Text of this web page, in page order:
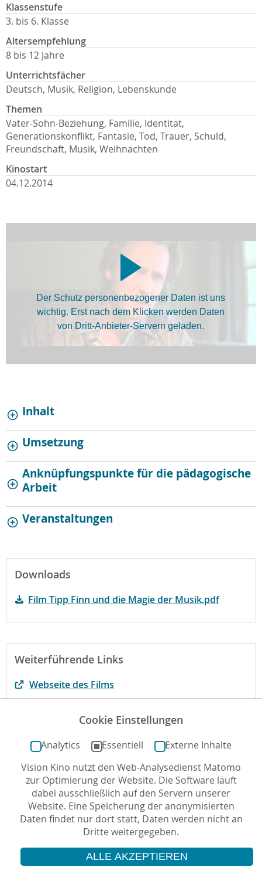
Klassenstufe
3. bis 6. Klasse
Altersempfehlung
8 bis 12 Jahre
Unterrichtsfächer
Deutsch, Musik, Religion, Lebenskunde
Themen
Vater-Sohn-Beziehung, Familie, Identität,
Generationskonflikt, Fantasie, Tod, Trauer, Schuld,
Freundschaft, Musik, Weihnachten
Kinostart
04.12.2014
Der Schutz personenbezogener Daten ist uns
wichtig. Erst nach dem Klicken werden Daten
von Dritt-Anbieter-Servern geladen.
Inhalt
Umsetzung
Anknüpfungspunkte für die pädagogische
Arbeit
Veranstaltungen
Downloads
Film Tipp Finn und die Magie der Musik.pdf
Weiterführende Links
Webseite des Films
Begründung der fbw-Jugend-Filmjury
Autor*in: Sabine Kögel-Popp , 19.11.2014 , letzte
Aktualisierung: 07.09.2021
© 2026 Vision Kino
Cookie Einstellungen
Analytics Essentiell
Externe Inhalte
Vision Kino nutzt den Web-Analysedienst Matomo
zur Optimierung der Website. Die Software läuft
dabei ausschließlich auf den Servern unserer
Website. Eine Speicherung der anonymisierten
Daten findet nur dort statt, Daten werden nicht an
Dritte weitergegeben.
ALLE AKZEPTIEREN